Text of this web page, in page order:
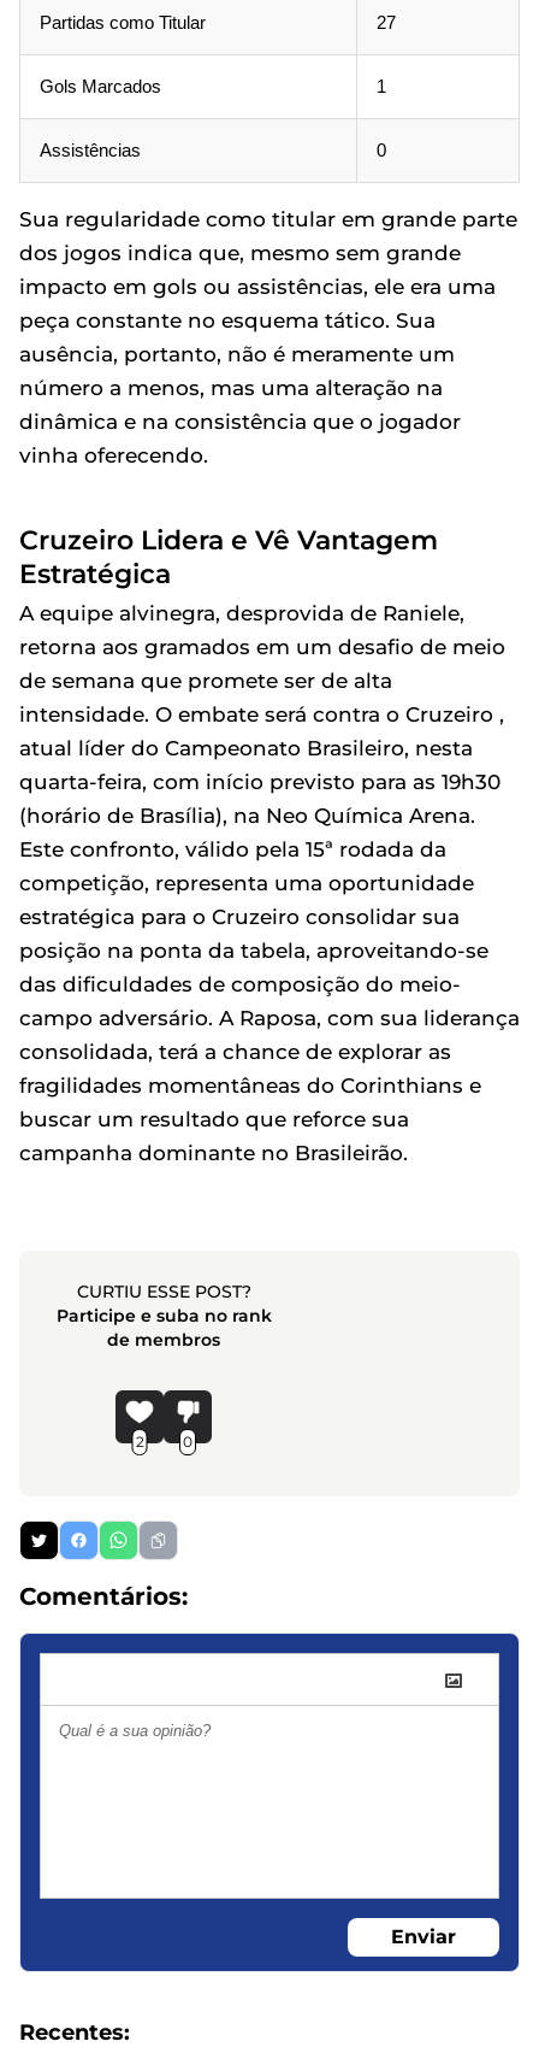
Partidas como Titular 27
Gols Marcados 1
Assistências 0
Sua regularidade como titular em grande parte
dos jogos indica que, mesmo sem grande
impacto em gols ou assistências, ele era uma
peça constante no esquema tático. Sua
ausência, portanto, não é meramente um
número a menos, mas uma alteração na
dinâmica e na consistência que o jogador
vinha oferecendo.
Cruzeiro Lidera e Vê Vantagem
Estratégica
A equipe alvinegra, desprovida de Raniele,
retorna aos gramados em um desafio de meio
de semana que promete ser de alta
intensidade. O embate será contra o Cruzeiro ,
atual líder do Campeonato Brasileiro, nesta
quarta-feira, com início previsto para as 19h30
(horário de Brasília), na Neo Química Arena.
Este confronto, válido pela 15ª rodada da
competição, representa uma oportunidade
estratégica para o Cruzeiro consolidar sua
posição na ponta da tabela, aproveitando-se
das dificuldades de composição do meio-
campo adversário. A Raposa, com sua liderança
consolidada, terá a chance de explorar as
fragilidades momentâneas do Corinthians e
buscar um resultado que reforce sua
campanha dominante no Brasileirão.
CURTIU ESSE POST?
Participe e suba no rank
de membros
2 0
Comentários:
Enviar
Recentes: